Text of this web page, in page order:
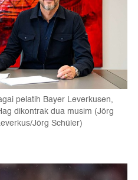
pelatih Bayer Leverkusen,
dikontrak dua musim (Jörg
Jörg Schüler)